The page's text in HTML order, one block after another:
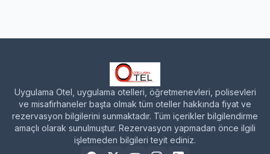
Uygulama Otel, uygulama otelleri, öğretmenevleri, polisevleri
ve misafirhaneler başta olmak tüm oteller hakkında fiyat ve
rezervasyon bilgilerini sunmaktadır. Tüm içerikler bilgilendirme
amaçlı olarak sunulmuştur. Rezervasyon yapmadan önce ilgili
işletmeden bilgileri teyit ediniz.